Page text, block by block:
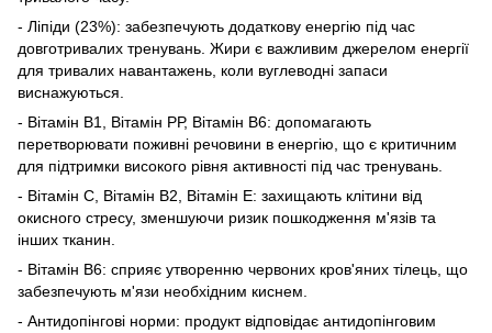
- Ліпіди (23%): забезпечують додаткову енергію під час
довготривалих тренувань. Жири є важливим джерелом енергії
для тривалих навантажень, коли вуглеводні запаси
виснажуються.
- Вітамін В1, Вітамін РР, Вітамін В6: допомагають
перетворювати поживні речовини в енергію, що є критичним
для підтримки високого рівня активності під час тренувань.
- Вітамін С, Вітамін В2, Вітамін Е: захищають клітини від
окисного стресу, зменшуючи ризик пошкодження м'язів та
інших тканин.
- Вітамін В6: сприяє утворенню червоних кров'яних тілець, що
забезпечують м'язи необхідним киснем.
- Антидопінгові норми: продукт відповідає антидопінговим